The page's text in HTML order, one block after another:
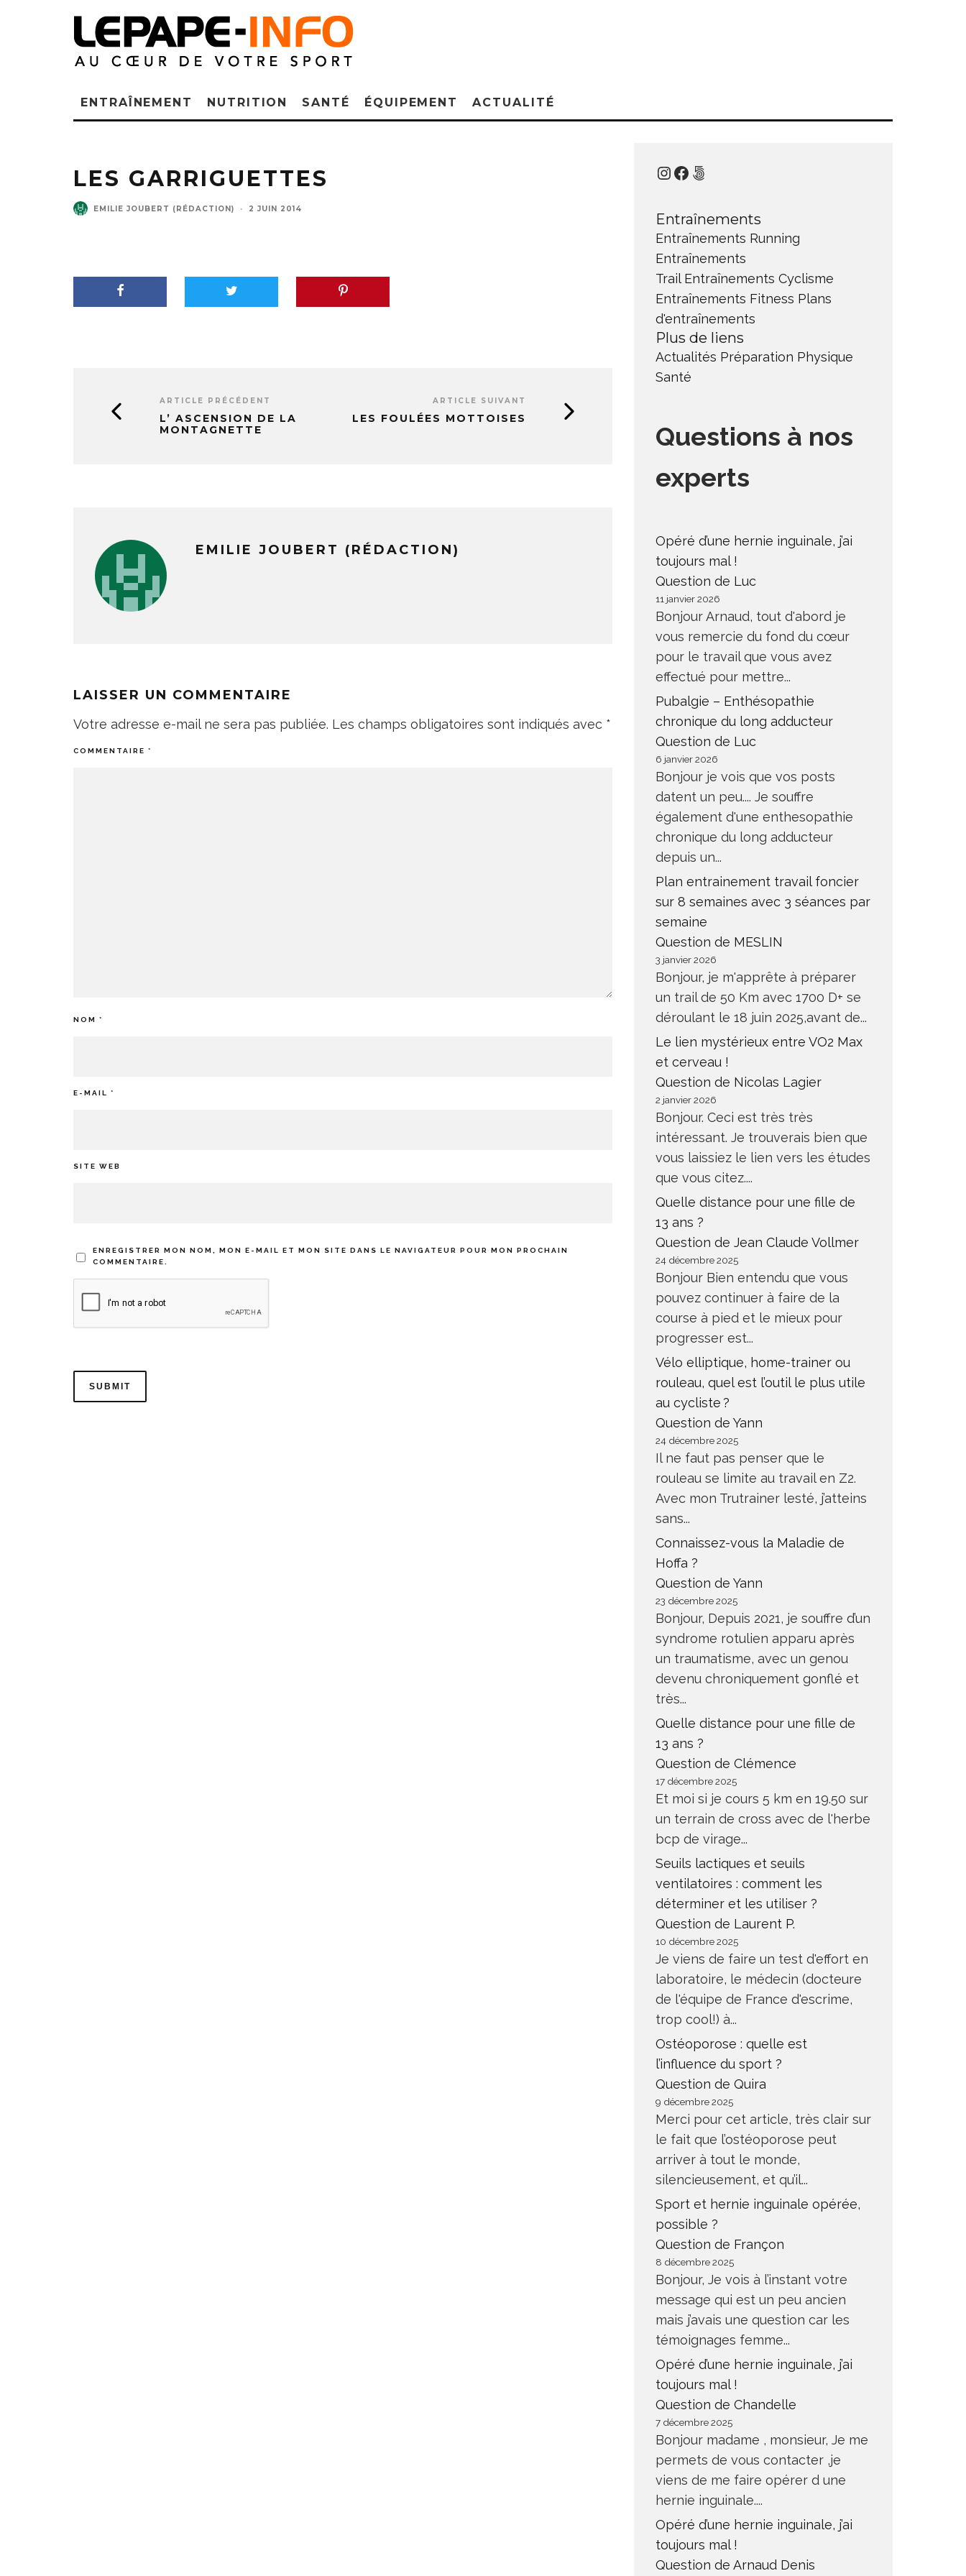
ENTRAÎNEMENT NUTRITION SANTÉ ÉQUIPEMENT ACTUALITÉ
LES GARRIGUETTES
EMILIE JOUBERT (RÉDACTION) · 2 JUIN 2014
ARTICLE PRÉCÉDENT
L’ ASCENSION DE LA
MONTAGNETTE
ARTICLE SUIVANT
LES FOULÉES MOTTOISES
EMILIE JOUBERT (RÉDACTION)
LAISSER UN COMMENTAIRE
Votre adresse e-mail ne sera pas publiée. Les champs obligatoires sont indiqués avec *
COMMENTAIRE *
NOM *
E-MAIL *
SITE WEB
ENREGISTRER MON NOM, MON E-MAIL ET MON SITE DANS LE NAVIGATEUR POUR MON PROCHAIN
COMMENTAIRE.
Instagram
Facebook
500px
Entraînements
Entraînements Running
Entraînements
Trail Entraînements Cyclisme
Entraînements Fitness Plans
d'entraînements
Plus de liens
Actualités Préparation Physique
Santé
Questions à nos
experts
Opéré d’une hernie inguinale, j’ai
toujours mal !
Question de Luc
11 janvier 2026
Bonjour Arnaud, tout d'abord je
vous remercie du fond du cœur
pour le travail que vous avez
effectué pour mettre...
Pubalgie – Enthésopathie
chronique du long adducteur
Question de Luc
6 janvier 2026
Bonjour je vois que vos posts
datent un peu.... Je souffre
également d'une enthesopathie
chronique du long adducteur
depuis un...
Plan entrainement travail foncier
sur 8 semaines avec 3 séances par
semaine
Question de MESLIN
3 janvier 2026
Bonjour, je m'apprête à préparer
un trail de 50 Km avec 1700 D+ se
déroulant le 18 juin 2025,avant de...
Le lien mystérieux entre VO2 Max
et cerveau !
Question de Nicolas Lagier
2 janvier 2026
Bonjour. Ceci est très très
intéressant. Je trouverais bien que
vous laissiez le lien vers les études
que vous citez....
Quelle distance pour une fille de
13 ans ?
Question de Jean Claude Vollmer
24 décembre 2025
Bonjour Bien entendu que vous
pouvez continuer à faire de la
course à pied et le mieux pour
progresser est...
Vélo elliptique, home-trainer ou
rouleau, quel est l’outil le plus utile
au cycliste ?
Question de Yann
24 décembre 2025
Il ne faut pas penser que le
rouleau se limite au travail en Z2.
Avec mon Trutrainer lesté, j’atteins
sans...
Connaissez-vous la Maladie de
Hoffa ?
Question de Yann
23 décembre 2025
Bonjour, Depuis 2021, je souffre d’un
syndrome rotulien apparu après
un traumatisme, avec un genou
devenu chroniquement gonflé et
très...
Quelle distance pour une fille de
13 ans ?
Question de Clémence
17 décembre 2025
Et moi si je cours 5 km en 19.50 sur
un terrain de cross avec de l'herbe
bcp de virage...
Seuils lactiques et seuils
ventilatoires : comment les
déterminer et les utiliser ?
Question de Laurent P.
10 décembre 2025
Je viens de faire un test d'effort en
laboratoire, le médecin (docteure
de l'équipe de France d'escrime,
trop cool!) à...
Ostéoporose : quelle est
l’influence du sport ?
Question de Quira
9 décembre 2025
Merci pour cet article, très clair sur
le fait que l’ostéoporose peut
arriver à tout le monde,
silencieusement, et qu’il...
Sport et hernie inguinale opérée,
possible ?
Question de Françon
8 décembre 2025
Bonjour, Je vois à l’instant votre
message qui est un peu ancien
mais j’avais une question car les
témoignages femme...
Opéré d’une hernie inguinale, j’ai
toujours mal !
Question de Chandelle
7 décembre 2025
Bonjour madame , monsieur, Je me
permets de vous contacter ,je
viens de me faire opérer d une
hernie inguinale....
Opéré d’une hernie inguinale, j’ai
toujours mal !
Question de Arnaud Denis